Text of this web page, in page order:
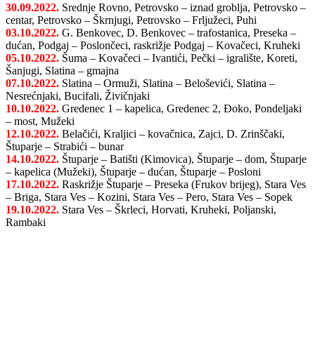
30.09.2022. Srednje Rovno, Petrovsko – iznad groblja, Petrovsko –
centar, Petrovsko – Škrnjugi, Petrovsko – Frljužeci, Puhi
03.10.2022. G. Benkovec, D. Benkovec – trafostanica, Preseka –
dućan, Podgaj – Poslončeci, raskrižje Podgaj – Kovačeci, Kruheki
05.10.2022. Šuma – Kovačeci – Ivantići, Pečki – igralište, Koreti,
Šanjugi, Slatina – gmajna
07.10.2022. Slatina – Ormuži, Slatina – Beloševići, Slatina –
Nesrećnjaki, Bucifali, Živičnjaki
10.10.2022. Gredenec 1 – kapelica, Gredenec 2, Đoko, Pondeljaki
– most, Mužeki
12.10.2022. Belačići, Kraljici – kovačnica, Zajci, D. Zrinščaki,
Štuparje – Strabići – bunar
14.10.2022. Štuparje – Batišti (Kimovica), Štuparje – dom, Štuparje
– kapelica (Mužeki), Štuparje – dućan, Štuparje – Posloni
17.10.2022. Raskrižje Štuparje – Preseka (Frukov brijeg), Stara Ves
– Briga, Stara Ves – Kozini, Stara Ves – Pero, Stara Ves – Sopek
19.10.2022. Stara Ves – Škrleci, Horvati, Kruheki, Poljanski,
Rambaki